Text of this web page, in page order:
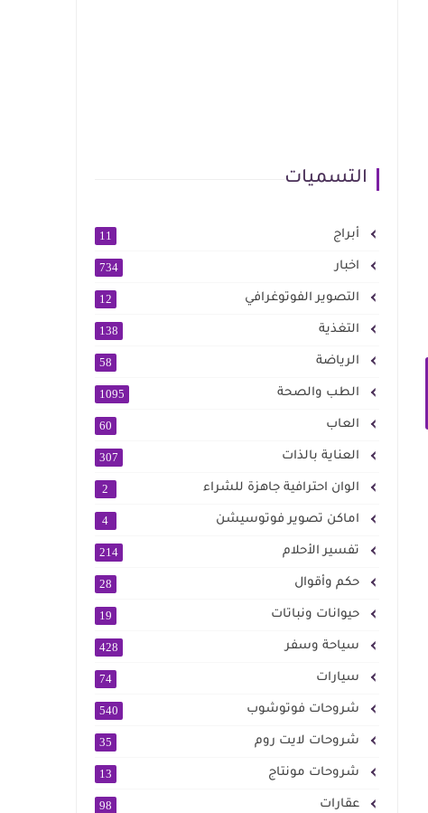
التسميات
أبراج 11
اخبار 734
التصوير الفوتوغرافي 12
التغذية 138
الرياضة 58
الطب والصحة 1095
العاب 60
العناية بالذات 307
الوان احترافية جاهزة للشراء 2
اماكن تصوير فوتوسيشن 4
تفسير الأحلام 214
حكم وأقوال 28
حيوانات ونباتات 19
سياحة وسفر 428
سيارات 74
شروحات فوتوشوب 540
شروحات لايت روم 35
شروحات مونتاج 13
عقارات 98